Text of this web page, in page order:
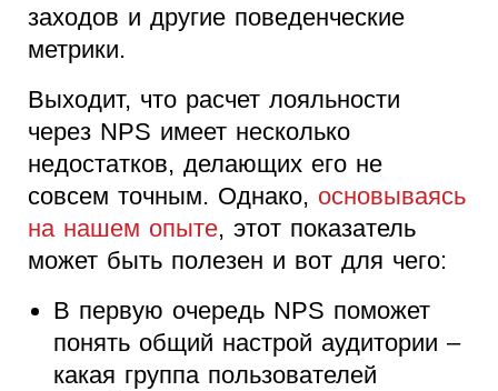
заходов и другие поведенческие
метрики.
Выходит, что расчет лояльности
через NPS имеет несколько
недостатков, делающих его не
совсем точным. Однако, основываясь
на нашем опыте, этот показатель
может быть полезен и вот для чего:
В первую очередь NPS поможет
понять общий настрой аудитории –
какая группа пользователей